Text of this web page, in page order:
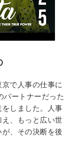
で人事の仕事に
パートナーだった
しました。人事
、もっと広い世
、その決断を後